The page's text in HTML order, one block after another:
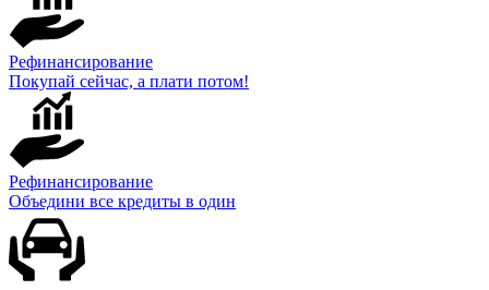
Рефинансирование
Покупай сейчас, а плати потом!
Рефинансирование
Объедини все кредиты в один